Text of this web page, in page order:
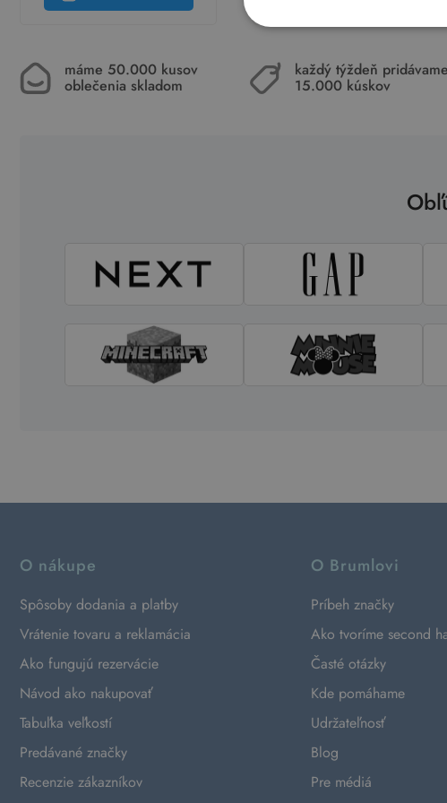
máme 50.000 kusov
oblečenia skladom
každý týždeň pridávame
15.000 kúskov
O nákupe
Spôsoby dodania a platby
Vrátenie tovaru a reklamácia
Ako fungujú rezervácie
Návod ako nakupovať
Tabuľka veľkostí
Predávané značky
Recenzie zákazníkov
O Brumlovi
Príbeh značky
Ako tvoríme second
Časté otázky
Kde pomáhame
Udržateľnosť
Blog
Pre médiá